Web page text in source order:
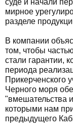
суде и начали
мирное
разделе
В компании
том, чтобы
стали гарантии,
периода
Прикерченского
Черного моря
"вмешательства
которыми нам
предыдущего